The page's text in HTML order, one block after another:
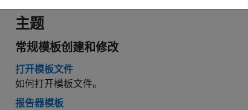
主题
常规模板创建和修改
打开模板文件
如何打开模板文件。
报告器模板